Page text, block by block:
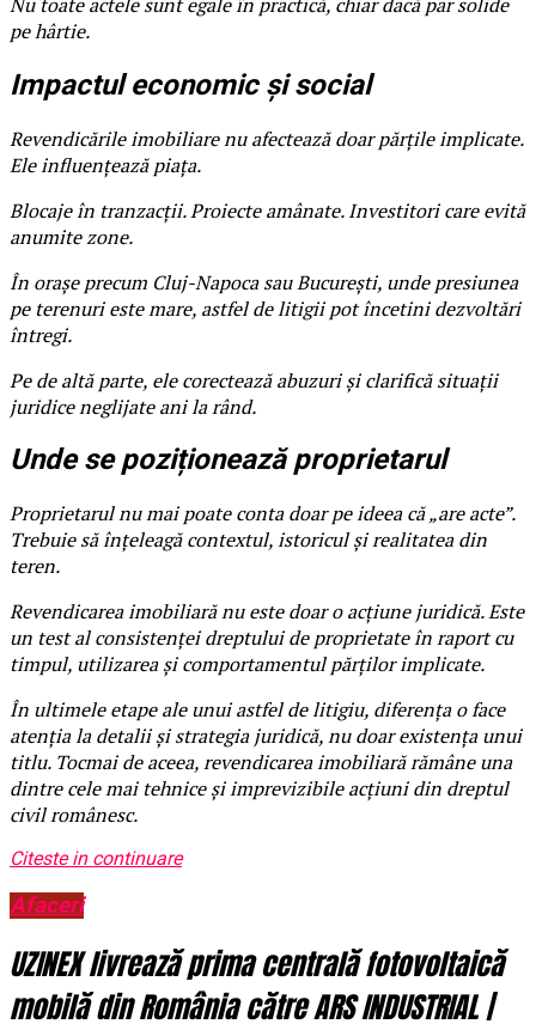
pe hârtie.
Impactul economic și social
Revendicările imobiliare nu afectează doar părțile implicate.
Ele influențează piața.
Blocaje în tranzacții. Proiecte amânate. Investitori care evită
anumite zone.
În orașe precum Cluj-Napoca sau București, unde presiunea
pe terenuri este mare, astfel de litigii pot încetini dezvoltări
întregi.
Pe de altă parte, ele corectează abuzuri și clarifică situații
juridice neglijate ani la rând.
Unde se poziționează proprietarul
Proprietarul nu mai poate conta doar pe ideea că „are acte”.
Trebuie să înțeleagă contextul, istoricul și realitatea din
teren.
Revendicarea imobiliară nu este doar o acțiune juridică. Este
un test al consistenței dreptului de proprietate în raport cu
timpul, utilizarea și comportamentul părților implicate.
În ultimele etape ale unui astfel de litigiu, diferența o face
atenția la detalii și strategia juridică, nu doar existența unui
titlu. Tocmai de aceea, revendicarea imobiliară rămâne una
dintre cele mai tehnice și imprevizibile acțiuni din dreptul
civil românesc.
Citeste in continuare
Afaceri
UZINEX livrează prima centrală fotovoltaică
mobilă din România către ARS INDUSTRIAL |